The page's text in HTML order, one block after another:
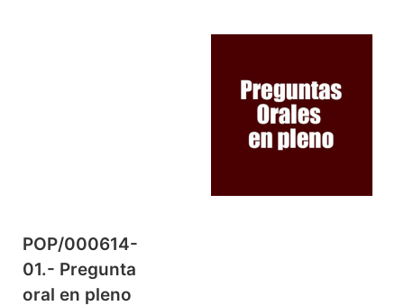
POP/000614-
01.- Pregunta
oral en pleno